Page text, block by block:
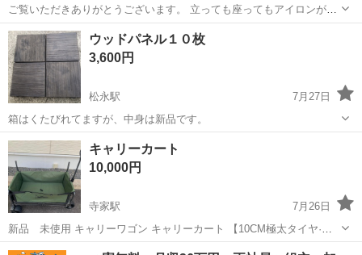
ご覧いただきありがとうございます。 立っても座ってもアイロンがけ
ができる、便利なスタンド式のアイロン台です。 使用感は少なく、全
体的にきれいな状態です（カバーも比較的綺麗かと思います）。自宅
保管品のため、ご了承いただける方...
広島 広島市 その他
ウッドパネル１０枚
3,600円
松永駅
7月27日
箱はくたびれてますが、中身は新品です。
広島 福山市 松永駅 その他
キャリーカート
10,000円
寺家駅
7月26日
新品 未使用 キャリーワゴン キャリーカート 【10CM極太タイヤ·ブ
レーキ付】【特許出願】取り外し可能屋根付き 防雨・防雪 折りたたみ
広島 東広島市 寺家駅 その他 キャリー